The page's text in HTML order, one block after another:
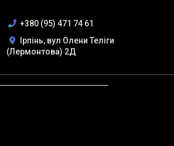
+380 (95) 471 74 61
Ірпінь, вул Олени Теліги
(Лермонтова) 2Д